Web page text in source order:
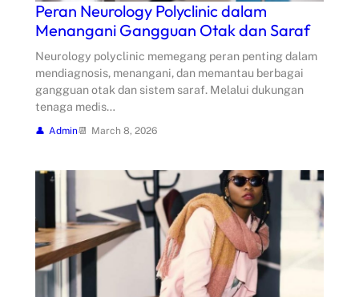
Peran Neurology Polyclinic dalam
Menangani Gangguan Otak dan Saraf
Neurology polyclinic memegang peran penting dalam
mendiagnosis, menangani, dan memantau berbagai
gangguan otak dan sistem saraf. Melalui dukungan
tenaga medis…
Admin March 8, 2026